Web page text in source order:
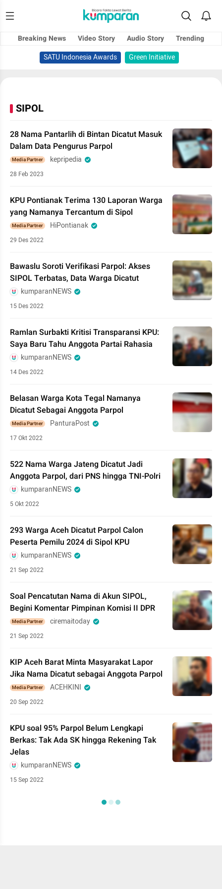
Breaking News Video Story Audio Story
Trending
SATU Indonesia Awards
Green Initiative
SIPOL
28 Nama Pantarlih di Bintan Dicatut Masuk
Dalam Data Pengurus Parpol
Media Partner kepripedia
28 Feb 2023
KPU Pontianak Terima 130 Laporan Warga
yang Namanya Tercantum di Sipol
Media Partner HiPontianak
29 Des 2022
Bawaslu Soroti Verifikasi Parpol: Akses
SIPOL Terbatas, Data Warga Dicatut
kumparanNEWS
15 Des 2022
Ramlan Surbakti Kritisi Transparansi KPU:
Saya Baru Tahu Anggota Partai Rahasia
kumparanNEWS
14 Des 2022
Belasan Warga Kota Tegal Namanya
Dicatut Sebagai Anggota Parpol
Media Partner PanturaPost
17 Okt 2022
522 Nama Warga Jateng Dicatut Jadi
Anggota Parpol, dari PNS hingga TNI-Polri
kumparanNEWS
5 Okt 2022
293 Warga Aceh Dicatut Parpol Calon
Peserta Pemilu 2024 di Sipol KPU
kumparanNEWS
21 Sep 2022
Soal Pencatutan Nama di Akun SIPOL,
Begini Komentar Pimpinan Komisi II DPR
Media Partner ciremaitoday
21 Sep 2022
KIP Aceh Barat Minta Masyarakat Lapor
Jika Nama Dicatut sebagai Anggota Parpol
Media Partner ACEHKINI
20 Sep 2022
KPU soal 95% Parpol Belum Lengkapi
Berkas: Tak Ada SK hingga Rekening Tak
Jelas
kumparanNEWS
15 Sep 2022